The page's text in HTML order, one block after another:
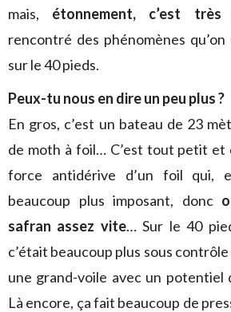
mais, étonnement, c’est
rencontré des phénomènes
sur le 40 pieds.
Peux-tu nous en dire un peu plus ?
En gros, c’est un bateau de 23
de moth à foil… C’est tout petit et
force antidérive d’un foil qui,
beaucoup plus imposant, donc
safran assez vite… Sur le 40
c’était beaucoup plus sous contrôle
une grand-voile avec un potentiel
Là encore, ça fait beaucoup de